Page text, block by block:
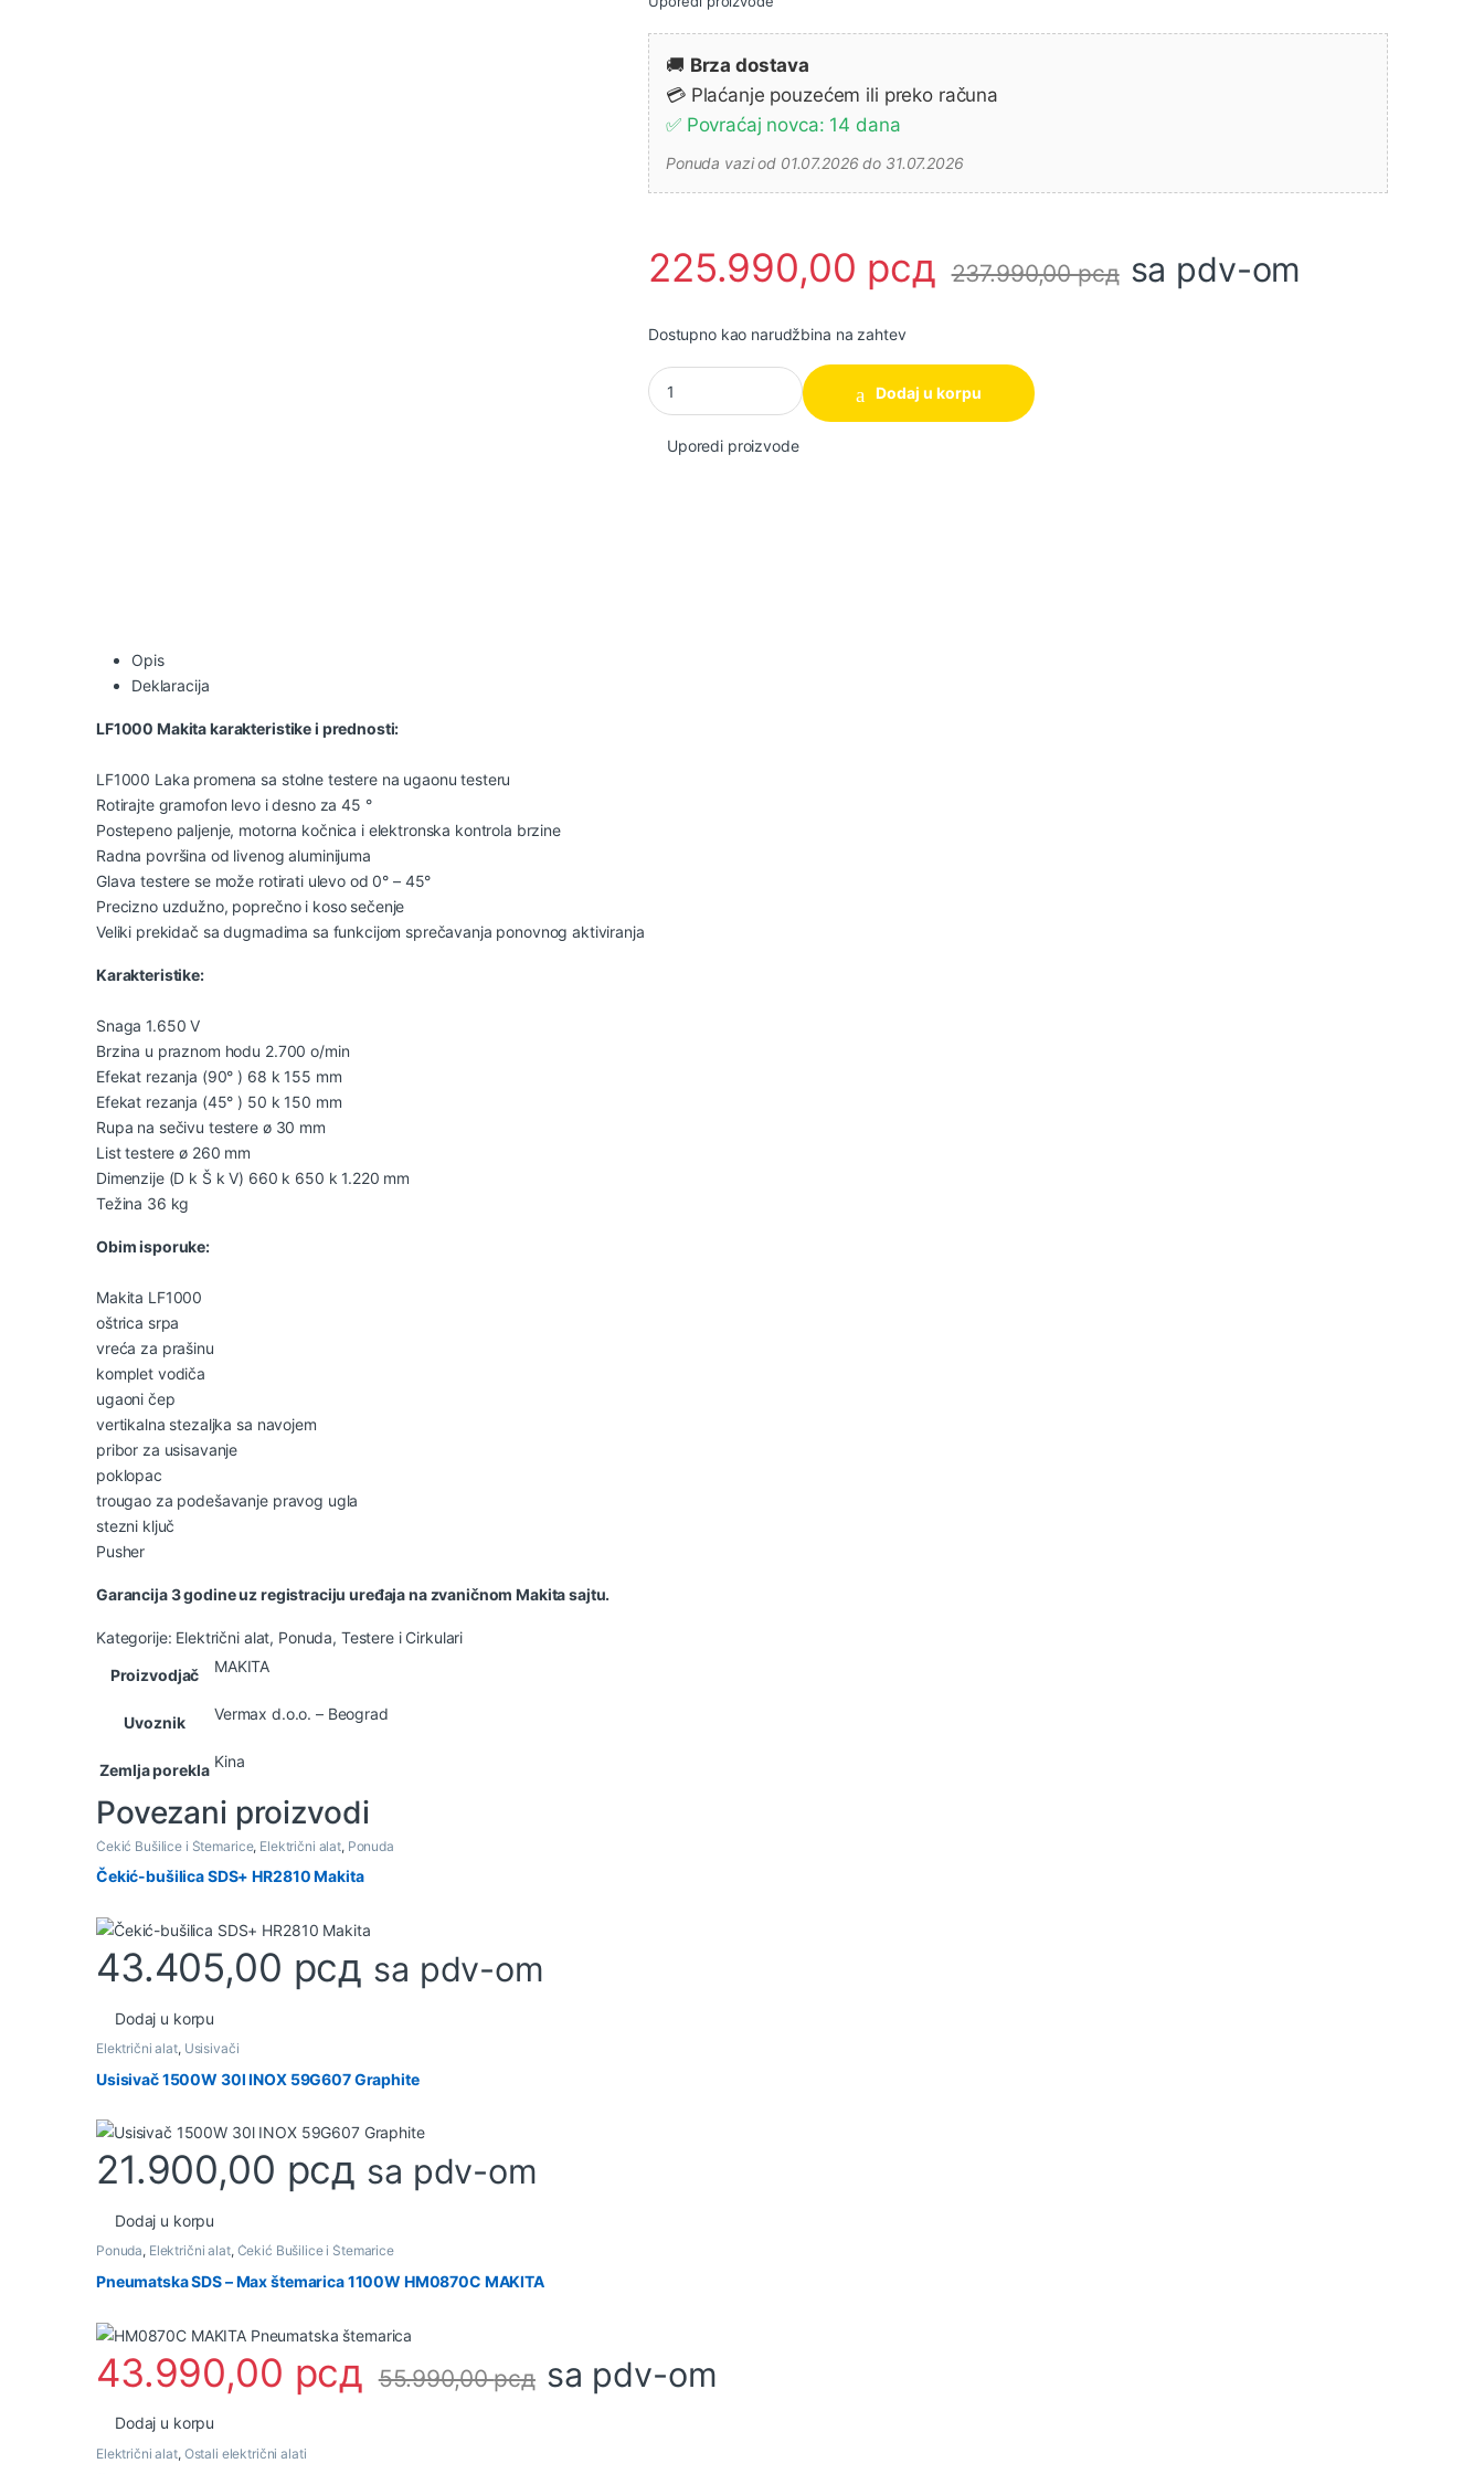
🚚 Brza dostava
💳 Plaćanje pouzećem ili preko računa
✅ Povraćaj novca: 14 dana
Ponuda vazi od 01.07.2026 do 31.07.2026
225.990,00 рсд 237.990,00рсд sa pdv-om
Dostupno kao narudžbina na zahtev
Makita LF1000 Potezno-nagibna testera, 1.650W količina
Dodaj u korpu
Uporedi proizvode
Opis
Deklaracija
LF1000 Makita karakteristike i prednosti:
LF1000 Laka promena sa stolne testere na ugaonu testeru
Rotirajte gramofon levo i desno za 45 °
Postepeno paljenje, motorna kočnica i elektronska kontrola brzine
Radna površina od livenog aluminijuma
Glava testere se može rotirati ulevo od 0° – 45°
Precizno uzdužno, poprečno i koso sečenje
Veliki prekidač sa dugmadima sa funkcijom sprečavanja ponovnog aktiviranja
Karakteristike:
Snaga 1.650 V
Brzina u praznom hodu 2.700 o/min
Efekat rezanja (90° ) 68 k 155 mm
Efekat rezanja (45° ) 50 k 150 mm
Rupa na sečivu testere ø 30 mm
List testere ø 260 mm
Dimenzije (D k Š k V) 660 k 650 k 1.220 mm
Težina 36 kg
Obim isporuke:
Makita LF1000
oštrica srpa
vreća za prašinu
komplet vodiča
ugaoni čep
vertikalna stezaljka sa navojem
pribor za usisavanje
poklopac
trougao za podešavanje pravog ugla
stezni ključ
Pusher
Garancija 3 godine uz registraciju uređaja na zvaničnom Makita sajtu.
Kategorije: Električni alat, Ponuda, Testere i Cirkulari
Proizvodjač
MAKITA
Uvoznik Vermax d.o.o. – Beograd
Zemlja porekla Kina
Povezani proizvodi
Čekić Bušilice i Štemarice, Električni alat, Ponuda
Čekić-bušilica SDS+ HR2810 Makita
43.405,00 рсд sa pdv-om
Dodaj u korpu
Električni alat, Usisivači
Usisivač 1500W 30l INOX 59G607 Graphite
21.900,00 рсд sa pdv-om
Dodaj u korpu
Ponuda, Električni alat, Čekić Bušilice i Štemarice
Pneumatska SDS – Max štemarica 1100W HM0870C MAKITA
43.990,00 рсд 55.990,00рсд sa pdv-om
Dodaj u korpu
Električni alat, Ostali električni alati